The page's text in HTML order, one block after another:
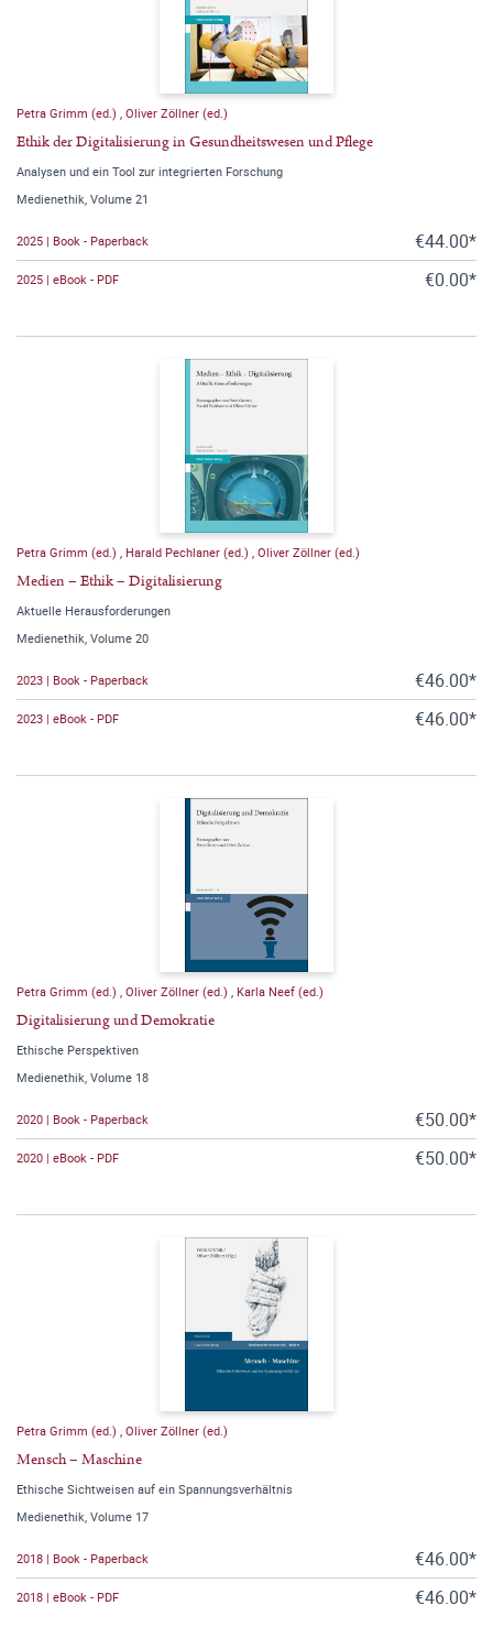
Petra Grimm (ed.) Oliver Zöllner (ed.)
Ethik der Digitalisierung in Gesundheitswesen und Pflege
Analysen und ein Tool zur integrierten Forschung
Medienethik, Volume 21
2025 | Book - Paperback €44.00*
2025 | eBook - PDF €0.00*
Petra Grimm (ed.) Harald Pechlaner (ed.) Oliver Zöllner (ed.)
Medien – Ethik – Digitalisierung
Aktuelle Herausforderungen
Medienethik, Volume 20
2023 | Book - Paperback €46.00*
2023 | eBook - PDF €46.00*
Petra Grimm (ed.) Oliver Zöllner (ed.) Karla Neef (ed.)
Digitalisierung und Demokratie
Ethische Perspektiven
Medienethik, Volume 18
2020 | Book - Paperback €50.00*
2020 | eBook - PDF €50.00*
Petra Grimm (ed.) Oliver Zöllner (ed.)
Mensch – Maschine
Ethische Sichtweisen auf ein Spannungsverhältnis
Medienethik, Volume 17
2018 | Book - Paperback €46.00*
2018 | eBook - PDF €46.00*